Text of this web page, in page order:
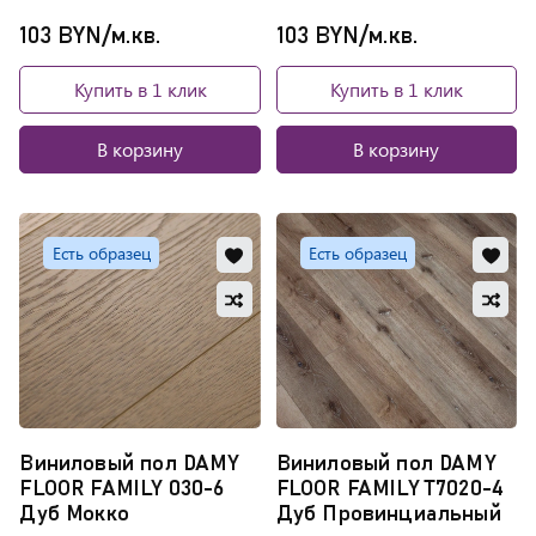
103 BYN/м.кв.
Купить в 1 клик
В корзину
103 BYN/м.кв.
Купить в 1 клик
В корзину
Есть образец
Виниловый пол DAMY
FLOOR FAMILY 030-6
Дуб Мокко
Добавить
в
избранное
Обновляю
список...
Добавить
в
сравнение
Есть образец
Виниловый пол DAMY
FLOOR FAMILY T7020-4
Дуб Провинциальный
в
в